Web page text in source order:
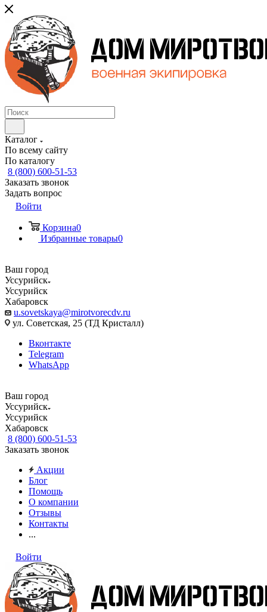
Каталог
По всему сайту
По каталогу
8 (800) 600-51-53
Заказать звонок
Задать вопрос
Войти
Корзина0
Избранные товары0
Ваш город
Уссурийск
Уссурийск
Хабаровск
u.sovetskaya@mirotvorecdv.ru
ул. Советская, 25 (ТД Кристалл)
Вконтакте
Telegram
WhatsApp
Ваш город
Уссурийск
Уссурийск
Хабаровск
8 (800) 600-51-53
Заказать звонок
Акции
Блог
Помощь
О компании
Отзывы
Контакты
...
Войти